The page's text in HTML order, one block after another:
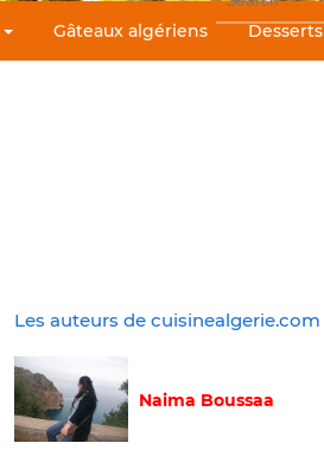
Gâteaux algériens Desserts
Les auteurs de cuisinealgerie.com
Naima Boussaa